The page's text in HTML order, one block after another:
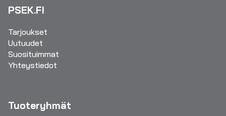
PSEK.FI
Tarjoukset
Uutuudet
Suosituimmat
Yhteystiedot
Tuoteryhmät